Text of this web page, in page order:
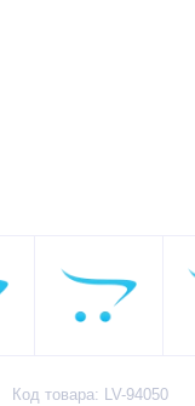
Код товара: LV-94050